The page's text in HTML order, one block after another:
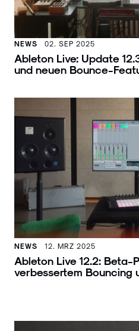
NEWS 02. SEP 2025
Ableton Live: Update
und neuen Bounce-
NEWS 12. MRZ 2025
Ableton Live 12.2: Beta-
verbessertem Bouncing